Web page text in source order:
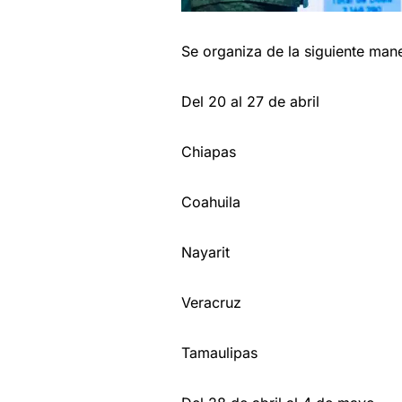
Se organiza de la siguiente
Del 20 al 27 de abril
Chiapas
Coahuila
Nayarit
Veracruz
Tamaulipas